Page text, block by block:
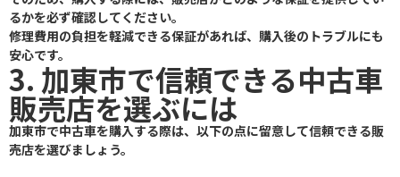
るかを必ず確認してください。
修理費用の負担を軽減できる保証があれば、購入後のトラブルにも
安心です。
3. 加東市で信頼できる中古車
販売店を選ぶには
加東市で中古車を購入する際は、以下の点に留意して信頼できる販
売店を選びましょう。